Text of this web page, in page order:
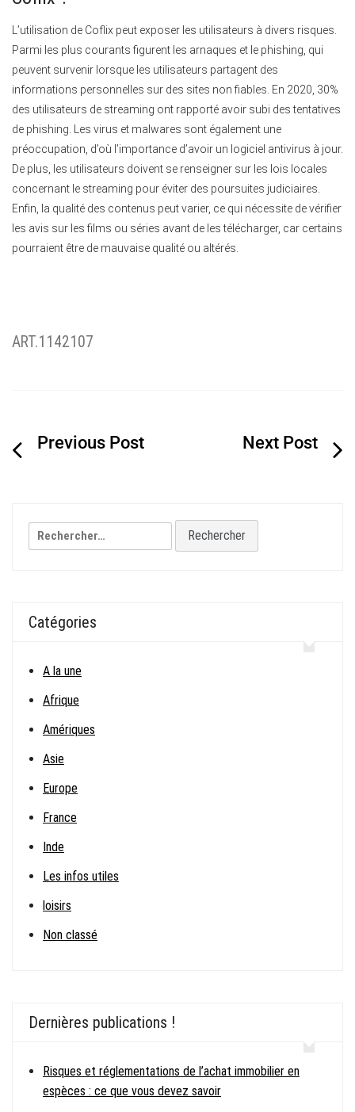
L’utilisation de Coflix peut exposer les utilisateurs à divers risques.
Parmi les plus courants figurent les arnaques et le phishing, qui
peuvent survenir lorsque les utilisateurs partagent des
informations personnelles sur des sites non fiables. En 2020, 30%
des utilisateurs de streaming ont rapporté avoir subi des tentatives
de phishing. Les virus et malwares sont également une
préoccupation, d’où l’importance d’avoir un logiciel antivirus à jour.
De plus, les utilisateurs doivent se renseigner sur les lois locales
concernant le streaming pour éviter des poursuites judiciaires.
Enfin, la qualité des contenus peut varier, ce qui nécessite de vérifier
les avis sur les films ou séries avant de les télécharger, car certains
pourraient être de mauvaise qualité ou altérés.
ART.1142107
Navigation
Rechercher :
Catégories
A la une
Afrique
Amériques
Asie
Europe
France
Inde
Les infos utiles
loisirs
Non classé
Dernières publications !
Risques et réglementations de l’achat immobilier en
espèces : ce que vous devez savoir